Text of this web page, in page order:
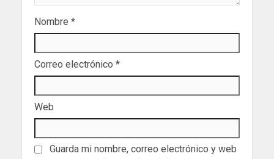
Nombre *
Correo electrónico *
Web
Guarda mi nombre, correo electrónico y web